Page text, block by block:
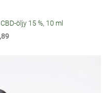
öljy 15 %, 10 ml